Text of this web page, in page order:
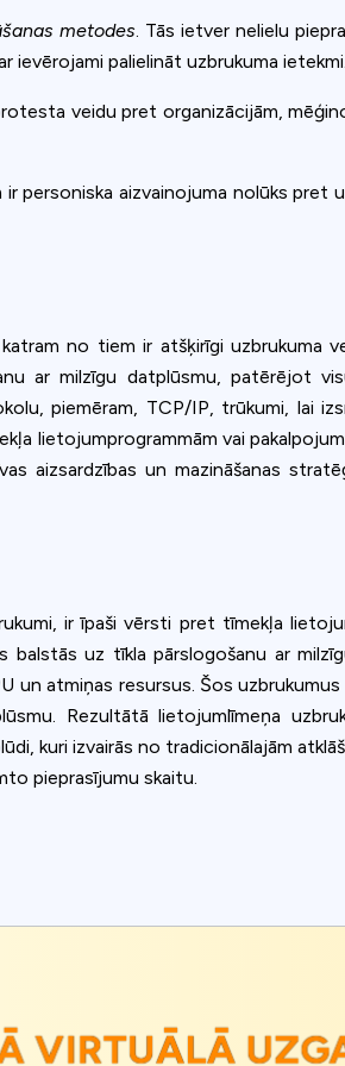
metodes . Tās ietver nelielu
ievērojami palielināt uzbrukuma ietekmi.
veidu pret organizācijām,
personiska aizvainojuma nolūks pret
no tiem ir atšķirīgi uzbrukuma
ar milzīgu datplūsmu, patērējot
piemēram, TCP/IP, trūkumi, lai
lietojumprogrammām vai
aizsardzības un mazināšanas
ir īpaši vērsti pret tīmekļa
balstās uz tīkla pārslogošanu ar
un atmiņas resursus. Šos
Rezultātā lietojumlīmeņa
kuri izvairās no tradicionālajām
pieprasījumu skaitu.
VIRTUĀLĀ